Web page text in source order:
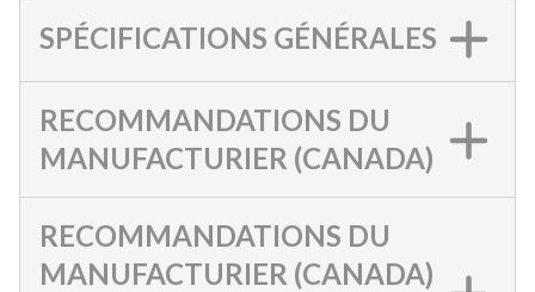
SPÉCIFICATIONS GÉNÉRALES
RECOMMANDATIONS DU
MANUFACTURIER (CANADA)
RECOMMANDATIONS DU
MANUFACTURIER (CANADA)